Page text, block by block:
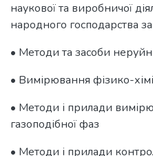
наукової та виробничої
народного господарства
• Методи та засоби
• Вимірювання фізико-
• Методи і прилади
газоподібної фаз
• Методи і прилади